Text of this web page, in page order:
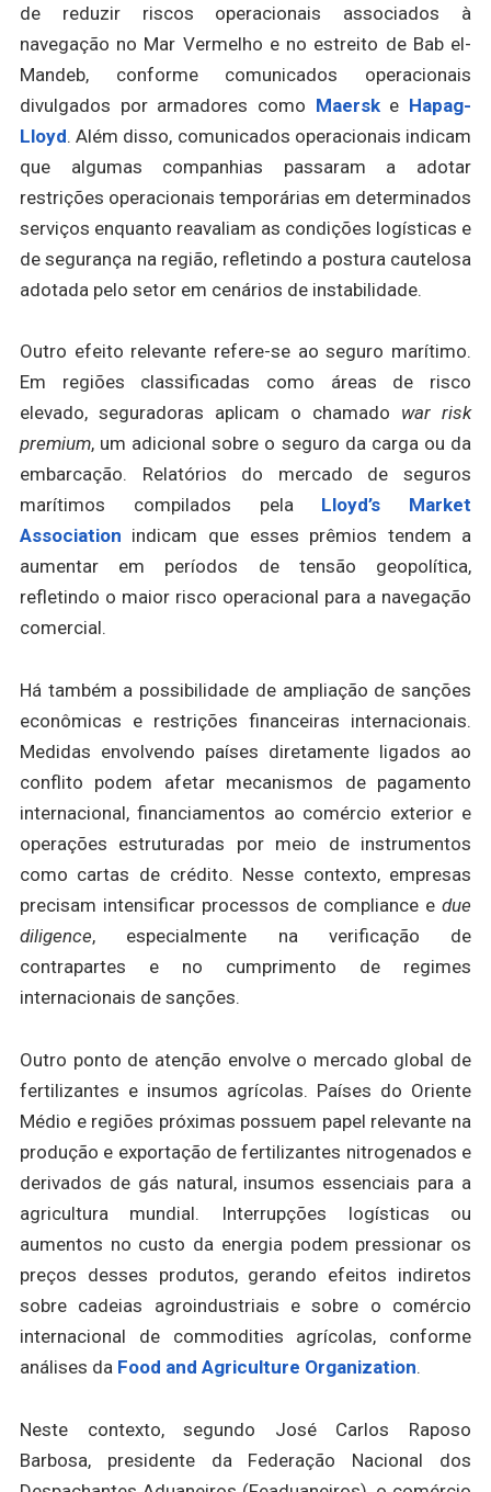
de reduzir riscos operacionais associados à
navegação no Mar Vermelho e no estreito de Bab el-
Mandeb, conforme comunicados operacionais
divulgados por armadores como Maerske Hapag-
Lloyd. Além disso, comunicados operacionais indicam
que algumas companhias passaram a adotar
restrições operacionais temporárias em determinados
serviços enquanto reavaliam as condições logísticas e
de segurança na região, refletindo a postura cautelosa
adotada pelo setor em cenários de instabilidade.
Outro efeito relevante refere-se ao seguro marítimo.
Em regiões classificadas como áreas de risco
elevado, seguradoras aplicam o chamado war risk
premium, um adicional sobre o seguro da carga ou da
embarcação. Relatórios do mercado de seguros
marítimos compilados pela
Lloyd’s Market
Association indicam que esses prêmios tendem a
aumentar em períodos de tensão geopolítica,
refletindo o maior risco operacional para a navegação
comercial.
Há também a possibilidade de ampliação de sanções
econômicas e restrições financeiras internacionais.
Medidas envolvendo países diretamente ligados ao
conflito podem afetar mecanismos de pagamento
internacional, financiamentos ao comércio exterior e
operações estruturadas por meio de instrumentos
como cartas de crédito. Nesse contexto, empresas
precisam intensificar processos de compliance edue
diligence, especialmente na verificação de
contrapartes e no cumprimento de regimes
internacionais de sanções.
Outro ponto de atenção envolve o mercado global de
fertilizantes e insumos agrícolas. Países do Oriente
Médio e regiões próximas possuem papel relevante na
produção e exportação de fertilizantes nitrogenados e
derivados de gás natural, insumos essenciais para a
agricultura mundial. Interrupções logísticas ou
aumentos no custo da energia podem pressionar os
preços desses produtos, gerando efeitos indiretos
sobre cadeias agroindustriais e sobre o comércio
internacional de commodities agrícolas, conforme
análises da Food and Agriculture Organization.
Neste contexto, segundo José Carlos Raposo
Barbosa, presidente da Federação Nacional dos